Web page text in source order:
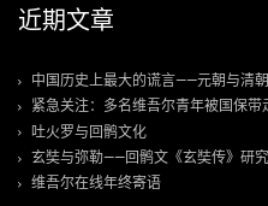
近期文章
中国历史上最大的谎言——元朝与清朝
紧急关注：多名维吾尔青年被国保带
吐火罗与回鹘文化
玄奘与弥勒——回鹘文《玄奘传》研究
维吾尔在线年终寄语